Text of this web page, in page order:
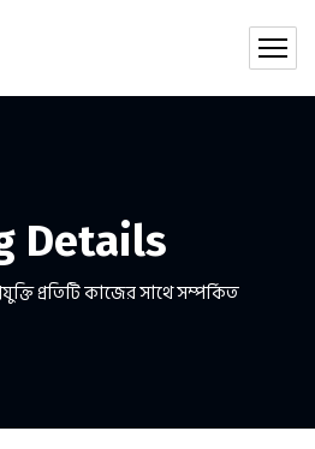
Details
প্রতিটি কাজের সাথে সম্পর্কিত